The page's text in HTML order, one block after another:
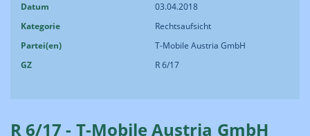
Datum
03.04.2018
Kategorie
Rechtsaufsicht
Partei(en)
T-Mobile Austria GmbH
GZ
R 6/17
R 6/17 - T-Mobile Austria GmbH